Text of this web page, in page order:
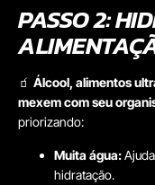
PASSO 2:
🧃 Álcool, alimentos
mexem com seu
priorizando:
Muita água:
hidratação.